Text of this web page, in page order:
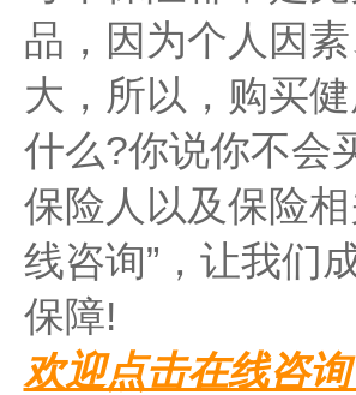
品，因为个人因
大，所以，购买
什么?你说你不会
保险人以及保险
线咨询”，让我们
保障!
欢迎点击在线咨